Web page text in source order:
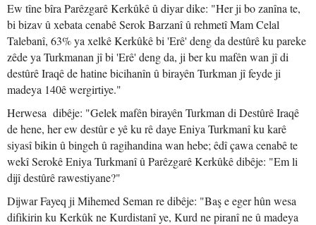
Ew tîne bîra Parêzgarê Kerkûkê û diyar dike: "Her ji bo zanîna te,
bi bizav û xebata cenabê Serok Barzanî û rehmetî Mam Celal
Talebanî, 63% ya xelkê Kerkûkê bi 'Erê' deng da destûrê ku pareke
zêde ya Turkmanan jî bi 'Erê' deng da, ji ber ku mafên wan jî di
destûrê Iraqê de hatine bicihanîn û birayên Turkman jî feyde ji
madeya 140ê wergirtiye."
Herwesa dibêje: "Gelek mafên birayên Turkman di Destûrê Iraqê
de hene, her ew destûr e yê ku rê daye Eniya Turkmanî ku karê
siyasî bikin û bingeh û ragihandina wan hebe; êdî çawa cenabê te
wekî Serokê Eniya Turkmanî û Parêzgarê Kerkûkê dibêje: "Em li
dijî destûrê rawestiyane?"
Dijwar Fayeq ji Mihemed Seman re dibêje: "Baş e eger hûn wesa
difikirin ku Kerkûk ne Kurdistanî ye, Kurd ne piranî ne û madeya